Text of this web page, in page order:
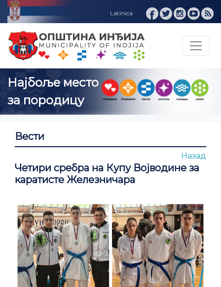
Вести
Назад
Четири сребра на Купу Војводине за
каратисте Железничара